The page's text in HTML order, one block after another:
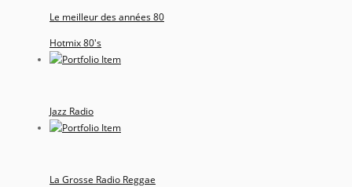
Le meilleur des années 80
Hotmix 80's
Jazz Radio
La Grosse Radio Reggae